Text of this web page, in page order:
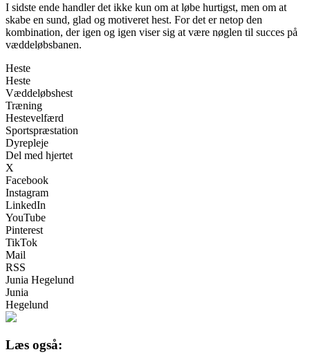
I sidste ende handler det ikke kun om at løbe hurtigst, men om at
skabe en sund, glad og motiveret hest. For det er netop den
kombination, der igen og igen viser sig at være nøglen til succes på
væddeløbsbanen.
Heste
Heste
Væddeløbshest
Træning
Hestevelfærd
Sportspræstation
Dyrepleje
Del med hjertet
X
Facebook
Instagram
LinkedIn
YouTube
Pinterest
TikTok
Mail
RSS
Junia Hegelund
Junia
Hegelund
Læs også: